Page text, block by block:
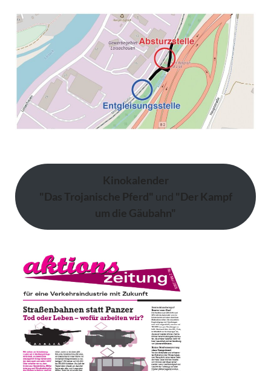
Kinokalender
"Das Trojanische Pferd" und "Der Kampf
um die Gäubahn"